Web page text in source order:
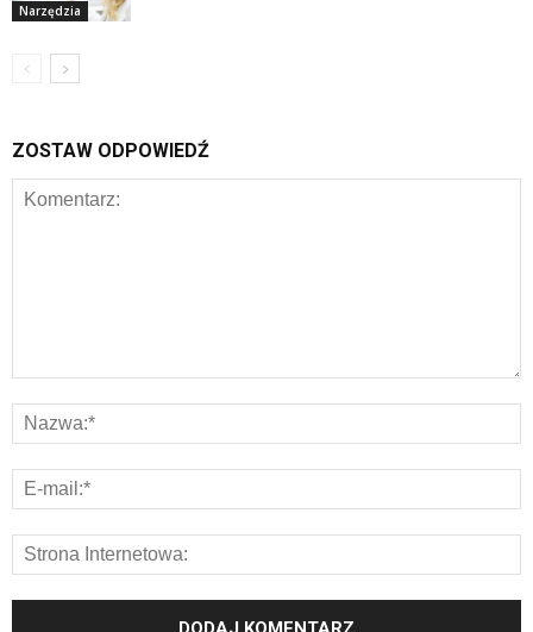
Narzędzia
ZOSTAW ODPOWIEDŹ